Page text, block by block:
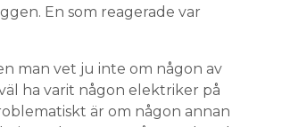
En som reagerade var
man vet ju inte om någon av
ha varit någon elektriker på
är om någon annan